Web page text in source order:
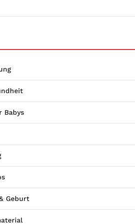
Babys
Geburt